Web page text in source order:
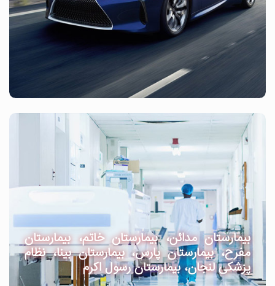
بیمارستان مدائن، بیمارستان خاتم، بیمارستان
مفرح، بیمارستان پارس، بیمارستان بینا، نظام
پزشکی لنجان، بیمارستان رسول اکرم